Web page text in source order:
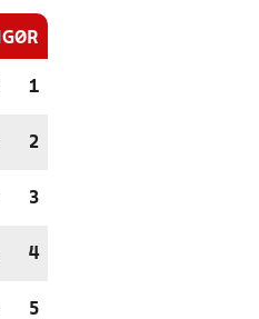
1
2
3
4
5